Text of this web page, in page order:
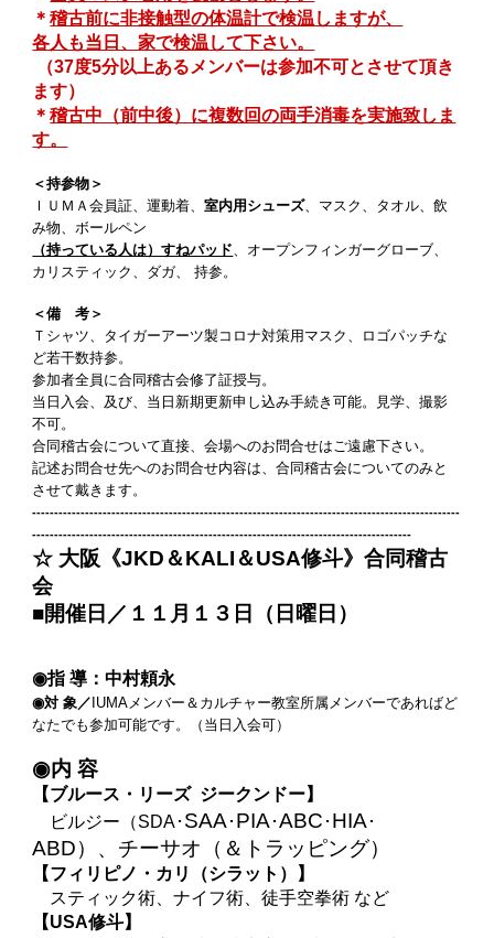
＊稽古前に非接触型の体温計で検温しますが、
各人も当日、家で検温して下さい。
（37度5分以上あるメンバーは参加不可とさせて頂き
ます）
＊稽古中（前中後）に複数回の両手消毒を実施致しま
す。
＜持参物＞
ＩＵＭＡ会員証、運動着、室内用シューズ、マスク、タオル、飲
み物、ボールペン
（持っている人は）すねパッド、オープンフィンガーグローブ、
カリスティック、ダガ、 持参。
＜備 考＞
Ｔシャツ、タイガーアーツ製コロナ対策用マスク、ロゴパッチな
ど若干数持参。
参加者全員に合同稽古会修了証授与。
当日入会、及び、当日新期更新申し込み手続き可能。見学、撮影
不可。
合同稽古会について直接、会場へのお問合せはご遠慮下さい。
記述お問合せ先へのお問合せ内容は、合同稽古会についてのみと
させて戴きます。
-------------------------------------------------------------------------------------------------
--------------------------------------------------------------------------------------
☆ 大阪《JKD＆KALI＆USA修斗》合同稽古
会
■開催日／１１月１３日（日曜日）
◉指 導：中村頼永
◉対 象／ IUMAメンバー＆カルチャー教室所属メンバーであればど
なたでも参加可能です。（当日入会可）
◉内 容
【ブルース・リーズ ジークンドー】
ビルジー（SDA･ SAA ･ PIA ･ABC ･ HIA ･
ABD）、チーサオ（＆トラッピング）
【フィリピノ・カリ（シラット）】
スティック術、ナイフ術、徒手空拳術 など
【USA修斗】